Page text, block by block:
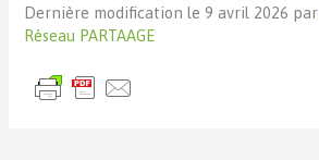
Dernière modification le 9 avril 2026 par
Réseau PARTAAGE